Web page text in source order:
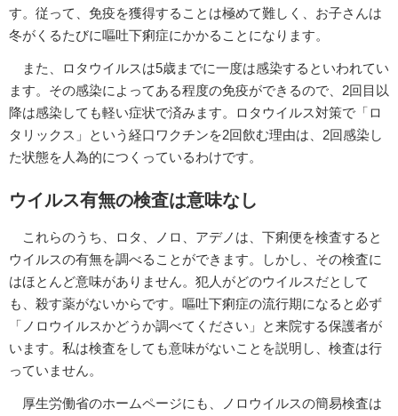
す。従って、免疫を獲得することは極めて難しく、お子さんは
冬がくるたびに嘔吐下痢症にかかることになります。
また、ロタウイルスは5歳までに一度は感染するといわれてい
ます。その感染によってある程度の免疫ができるので、2回目以
降は感染しても軽い症状で済みます。ロタウイルス対策で「ロ
タリックス」という経口ワクチンを2回飲む理由は、2回感染し
た状態を人為的につくっているわけです。
ウイルス有無の検査は意味なし
これらのうち、ロタ、ノロ、アデノは、下痢便を検査すると
ウイルスの有無を調べることができます。しかし、その検査に
はほとんど意味がありません。犯人がどのウイルスだとして
も、殺す薬がないからです。嘔吐下痢症の流行期になると必ず
「ノロウイルスかどうか調べてください」と来院する保護者が
います。私は検査をしても意味がないことを説明し、検査は行
っていません。
厚生労働省のホームページにも、ノロウイルスの簡易検査は